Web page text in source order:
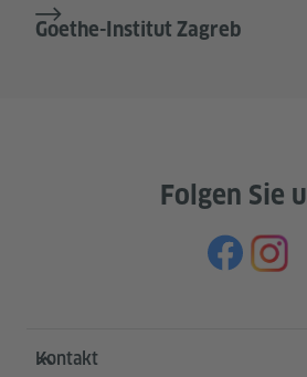
Goethe-Institut Zagreb
Folgen Sie
Service- und
Kontakt